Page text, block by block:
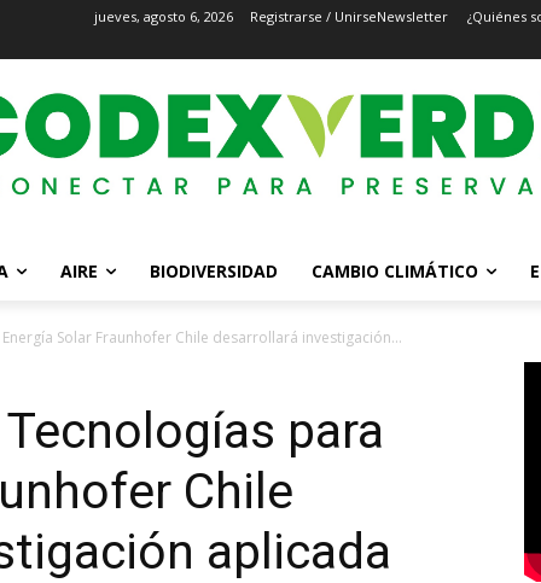
jueves, agosto 6, 2026 Registrarse / UnirseNewsletter ¿Quiénes
AIRE BIODIVERSIDAD CAMBIO CLIMÁTICO
Solar Fraunhofer Chile desarrollará investigación...
para
Chile
aplicada